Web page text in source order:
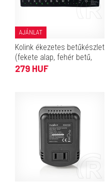
AJÁNLAT
Kolink ékezetes betűkészlet
(fekete alap, fehér betű,
magyar)
279 HUF